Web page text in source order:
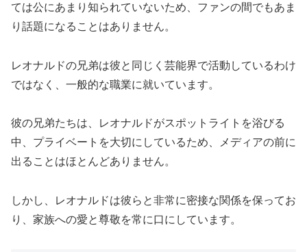
ては公にあまり知られていないため、ファンの間でもあま
り話題になることはありません。
レオナルドの兄弟は彼と同じく芸能界で活動しているわけ
ではなく、一般的な職業に就いています。
彼の兄弟たちは、レオナルドがスポットライトを浴びる
中、プライベートを大切にしているため、メディアの前に
出ることはほとんどありません。
しかし、レオナルドは彼らと非常に密接な関係を保ってお
り、家族への愛と尊敬を常に口にしています。